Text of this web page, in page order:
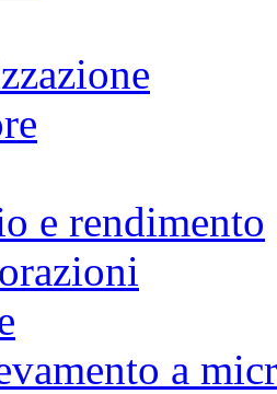
e rendimento
a